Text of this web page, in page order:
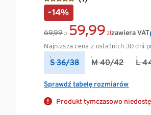
-14%
69,99 zł 59,99 zł
Najniższa cena z ostatnich 30 dni
zawiera VAT
S 36/38 M 40/42 L
Sprawdź tabelę rozmiarów
Produkt tymczasowo